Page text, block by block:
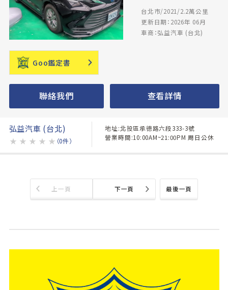
台北市/2021/2.2萬公里
更新日期：2026年 06月
車商：弘益汽車 (台北)
Goo鑑定書
聯絡我們 查看詳情
弘益汽車 (台北)
★ ★ ★ ★ ★ （0件）
地址:北投區承德路六段333-3號
營業時間:10:00AM~21:00PM 周日公休
最後一頁
上一頁 下一頁